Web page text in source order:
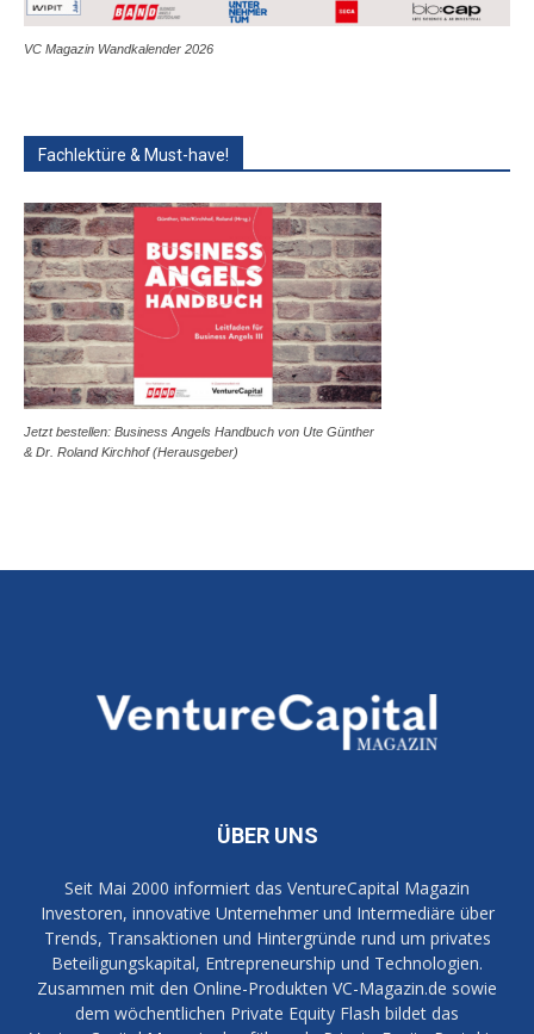
VC Magazin Wandkalender 2026
Fachlektüre & Must-have!
Jetzt bestellen: Business Angels Handbuch von Ute Günther
& Dr. Roland Kirchhof (Herausgeber)
ÜBER UNS
Seit Mai 2000 informiert das VentureCapital Magazin
Investoren, innovative Unternehmer und Intermediäre über
Trends, Transaktionen und Hintergründe rund um privates
Beteiligungskapital, Entrepreneurship und Technologien.
Zusammen mit den Online-Produkten VC-Magazin.de sowie
dem wöchentlichen Private Equity Flash bildet das